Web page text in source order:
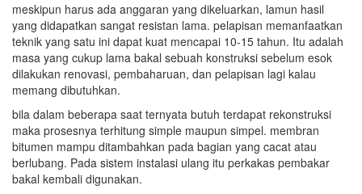
meskipun harus ada anggaran yang dikeluarkan, lamun hasil
yang didapatkan sangat resistan lama. pelapisan memanfaatkan
teknik yang satu ini dapat kuat mencapai 10-15 tahun. Itu adalah
masa yang cukup lama bakal sebuah konstruksi sebelum esok
dilakukan renovasi, pembaharuan, dan pelapisan lagi kalau
memang dibutuhkan.
bila dalam beberapa saat ternyata butuh terdapat rekonstruksi
maka prosesnya terhitung simple maupun simpel. membran
bitumen mampu ditambahkan pada bagian yang cacat atau
berlubang. Pada sistem instalasi ulang itu perkakas pembakar
bakal kembali digunakan.